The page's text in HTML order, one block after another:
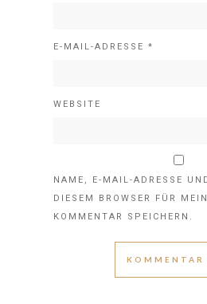
E-MAIL-ADRESSE *
WEBSITE
NAME, E-MAIL-ADRESSE
DIESEM BROWSER FÜR
KOMMENTAR SPEICHERN.